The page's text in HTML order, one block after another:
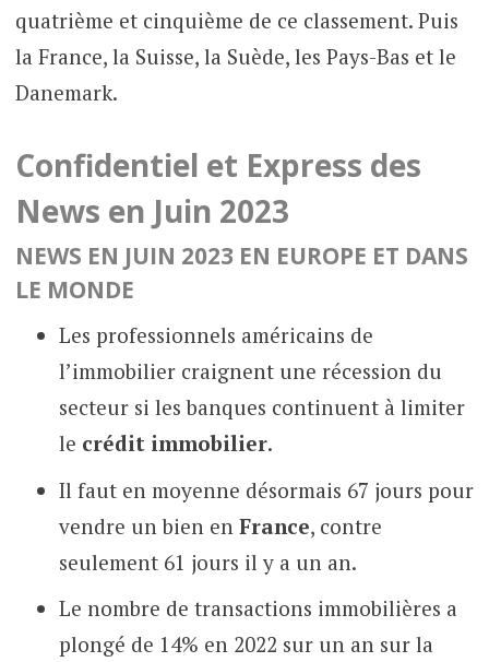
quatrième et cinquième de ce classement. Puis
la France, la Suisse, la Suède, les Pays-Bas et le
Danemark.
Confidentiel et Express des
News en Juin 2023
NEWS EN JUIN 2023 EN EUROPE ET DANS
LE MONDE
Les professionnels américains de
l’immobilier craignent une récession du
secteur si les banques continuent à limiter
le crédit immobilier.
Il faut en moyenne désormais 67 jours pour
vendre un bien en France, contre
seulement 61 jours il y a un an.
Le nombre de transactions immobilières a
plongé de 14% en 2022 sur un an sur la